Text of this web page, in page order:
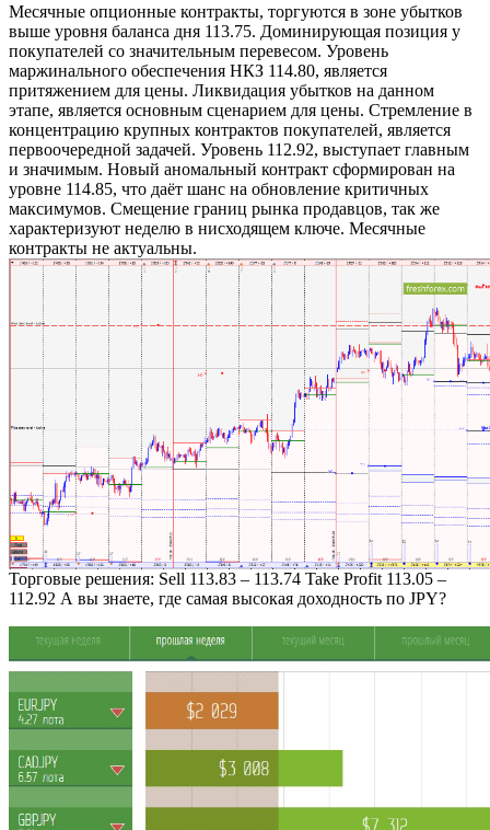
Месячные опционные контракты, торгуются в зоне убытков
выше уровня баланса дня 113.75. Доминирующая позиция у
покупателей со значительным перевесом. Уровень
маржинального обеспечения НКЗ 114.80, является
притяжением для цены. Ликвидация убытков на данном
этапе, является основным сценарием для цены. Стремление в
концентрацию крупных контрактов покупателей, является
первоочередной задачей. Уровень 112.92, выступает главным
и значимым. Новый аномальный контракт сформирован на
уровне 114.85, что даёт шанс на обновление критичных
максимумов. Смещение границ рынка продавцов, так же
характеризуют неделю в нисходящем ключе. Месячные
контракты не актуальны.
Торговые решения: Sell 113.83 – 113.74 Take Profit 113.05 –
112.92 А вы знаете, где самая высокая доходность по JPY?